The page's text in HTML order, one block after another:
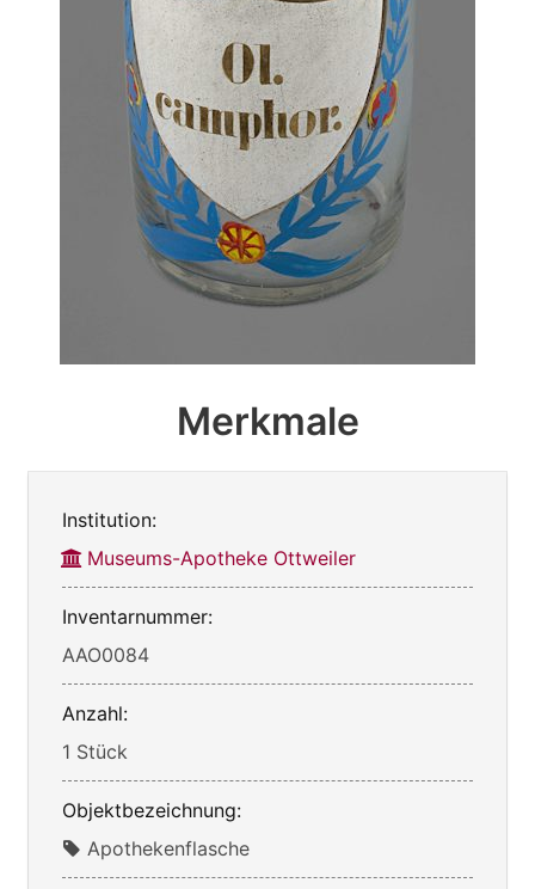
Merkmale
Institution:
Museums-Apotheke Ottweiler
Inventarnummer:
AAO0084
Anzahl:
1 Stück
Objektbezeichnung:
Apothekenflasche